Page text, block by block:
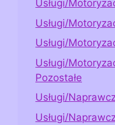
Usługi/
Usługi/
Usługi/
Usługi/
Pozostałe
Usługi/
Usługi/